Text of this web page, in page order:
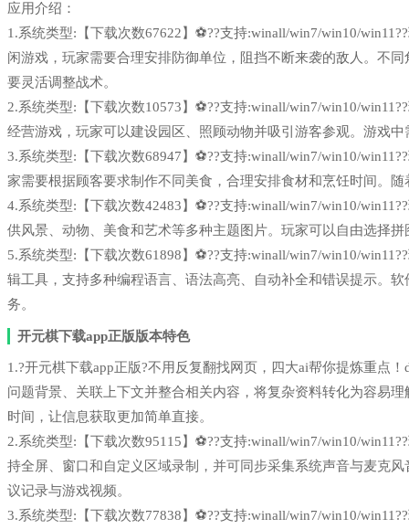
应用介绍：
1.系统类型:【下载次数67622】⚽??支持:winall/win7/win10/
闲游戏，玩家需要合理安排防御单位，阻挡不断来袭的敌人。不
要灵活调整战术。
2.系统类型:【下载次数10573】⚽??支持:winall/win7/win10/
经营游戏，玩家可以建设园区、照顾动物并吸引游客参观。游戏
3.系统类型:【下载次数68947】⚽??支持:winall/win7/win10/
家需要根据顾客要求制作不同美食，合理安排食材和烹饪时间。
4.系统类型:【下载次数42483】⚽??支持:winall/win7/win10/
供风景、动物、美食和艺术等多种主题图片。玩家可以自由选择
5.系统类型:【下载次数61898】⚽??支持:winall/win7/win10/
辑工具，支持多种编程语言、语法高亮、自动补全和错误提示。
务。
开元棋下载app正版版本特色
1.?开元棋下载app正版?不用反复翻找网页，四大ai帮你提炼重点
问题背景、关联上下文并整合相关内容，将复杂资料转化为容易
时间，让信息获取更加简单直接。
2.系统类型:【下载次数95115】⚽??支持:winall/win7/win10/
持全屏、窗口和自定义区域录制，并可同步采集系统声音与麦克
议记录与游戏视频。
3.系统类型:【下载次数77838】⚽??支持:winall/win7/win10/